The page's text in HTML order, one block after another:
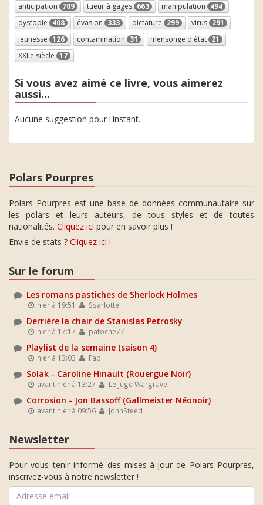
anticipation 709 tueur à gages 663 manipulation 494
dystopie 408 évasion 333 dictature 299 virus 291
jeunesse 126 contamination 31 mensonge d'état 21
XXIIe siècle 17
Si vous avez aimé ce livre, vous aimerez
aussi...
Aucune suggestion pour l'instant.
Polars Pourpres
Polars Pourpres est une base de données communautaire sur
les polars et leurs auteurs, de tous styles et de toutes
nationalités. Cliquez ici pour en savoir plus !
Envie de stats ? Cliquez ici !
Sur le forum
Les romans pastiches de Sherlock Holmes
hier à 19:51 Ssarlotte
Derrière la chair de Stanislas Petrosky
hier à 17:17 patoche77
Playlist de la semaine (saison 4)
hier à 13:03 Fab
Solak - Caroline Hinault (Rouergue Noir)
avant hier à 13:27 Le Juge Wargrave
Corrosion - Jon Bassoff (Gallmeister Néonoir)
avant hier à 09:56 JohnSteed
Newsletter
Pour vous tenir informé des mises-à-jour de Polars Pourpres,
inscrivez-vous à notre newsletter !